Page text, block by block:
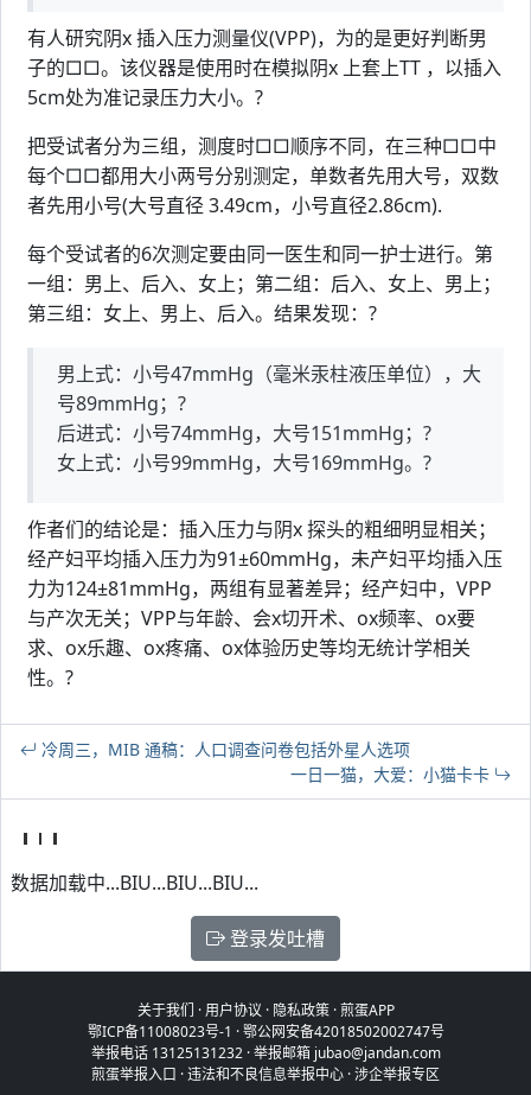
有人研究阴x 插入压力测量仪(VPP)，为的是更好判断男
子的□□。该仪器是使用时在模拟阴x 上套上TT ，以插入
5cm处为准记录压力大小。?
把受试者分为三组，测度时□□顺序不同，在三种□□中
每个□□都用大小两号分别测定，单数者先用大号，双数
者先用小号(大号直径 3.49cm，小号直径2.86cm).
每个受试者的6次测定要由同一医生和同一护士进行。第
一组：男上、后入、女上；第二组：后入、女上、男上；
第三组：女上、男上、后入。结果发现：?
男上式：小号47mmHg（毫米汞柱液压单位），大
号89mmHg；?
后进式：小号74mmHg，大号151mmHg；?
女上式：小号99mmHg，大号169mmHg。?
作者们的结论是：插入压力与阴x 探头的粗细明显相关；
经产妇平均插入压力为91±60mmHg，未产妇平均插入压
力为124±81mmHg，两组有显著差异；经产妇中，VPP
与产次无关；VPP与年龄、会x切开术、ox频率、ox要
求、ox乐趣、ox疼痛、ox体验历史等均无统计学相关
性。?
冷周三，MIB 通稿：人口调查问卷包括外星人选项
一日一猫，大爱：小猫卡卡
数据加载中...BIU...BIU...BIU...
登录发吐槽
关于我们 ·用户协议 · 隐私政策·煎蛋APP
鄂ICP备11008023号-1 ·鄂公网安备42018502002747号
举报电话 13125131232 · 举报邮箱 jubao@jandan.com
煎蛋举报入口 ·违法和不良信息举报中心 ·涉企举报专区